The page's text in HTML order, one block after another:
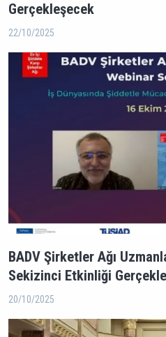
Gerçekleşecek
22/10/2025
BADV Şirketler Ağı
Sekizinci Etkinliği
20/10/2025